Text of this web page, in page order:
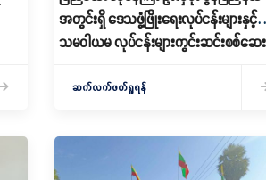
အတွင်းရှိ ဒေသဖွံ့ဖြိုးရေးလုပ်ငန်းများနှင့်
သမဝါယမ လုပ်ငန်းများကွင်းဆင်းစစ်ဆေး
ဆက်လက်ဖတ်ရှုရန်